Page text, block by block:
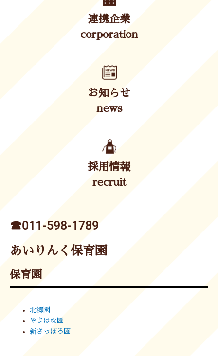
連携企業
corporation
お知らせ
news
採用情報
recruit
☎︎011-598-1789
あいりんく保育園
保育園
北郷園
やまはな園
新さっぽろ園